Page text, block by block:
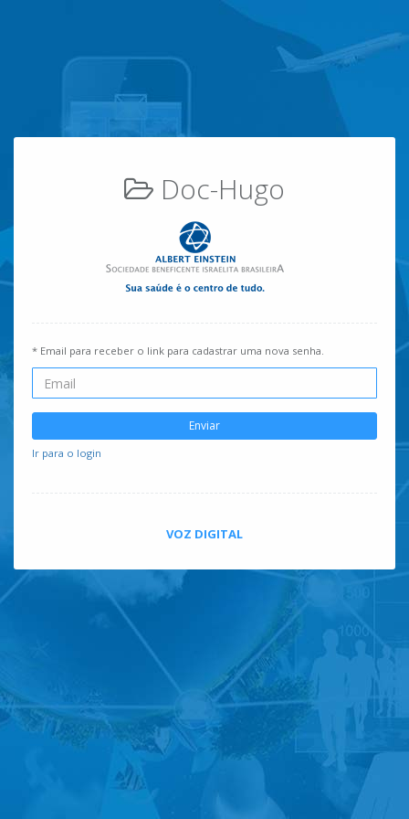
Doc-Hugo
* Email para receber o link para cadastrar uma nova senha.
Enviar
Ir para o login
VOZ DIGITAL